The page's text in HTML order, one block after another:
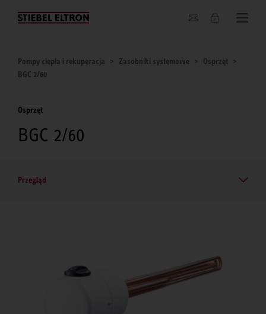
O nas
Pompy ciepła i rekuperacja Zasobniki systemowe
Osprzęt
BGC 2/60
Osprzęt
BGC 2/60
Przegląd